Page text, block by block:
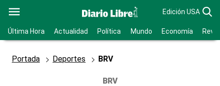
Edición USA
Última Hora Actualidad Política Mundo Economía
Portada Deportes BRV
BRV